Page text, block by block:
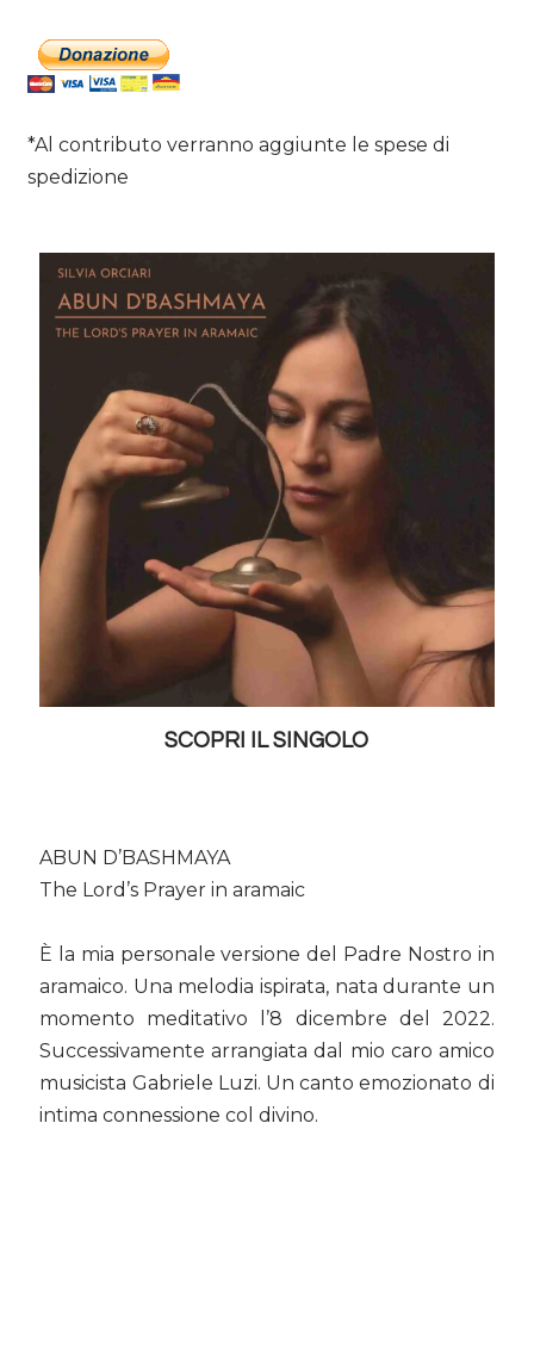
*Al contributo verranno aggiunte le spese di
spedizione
SCOPRI IL SINGOLO
ABUN D’BASHMAYA
The Lord’s Prayer in aramaic
È la mia personale versione del Padre Nostro in
aramaico. Una melodia ispirata, nata durante un
momento meditativo l’8 dicembre del 2022.
Successivamente arrangiata dal mio caro amico
musicista Gabriele Luzi. Un canto emozionato di
intima connessione col divino.